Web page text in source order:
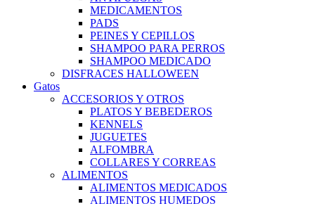
MEDICAMENTOS
PADS
PEINES Y CEPILLOS
SHAMPOO PARA PERROS
SHAMPOO MEDICADO
DISFRACES HALLOWEEN
Gatos
ACCESORIOS Y OTROS
PLATOS Y BEBEDEROS
KENNELS
JUGUETES
ALFOMBRA
COLLARES Y CORREAS
ALIMENTOS
ALIMENTOS MEDICADOS
ALIMENTOS HUMEDOS